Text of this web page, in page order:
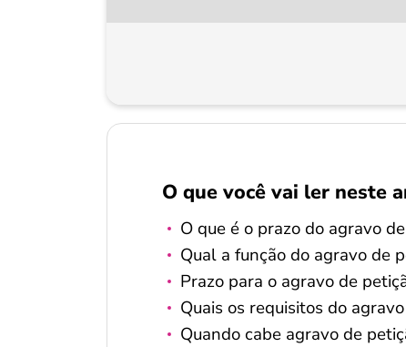
O que você vai ler neste
O que é o prazo do agravo
Qual a função do agravo de
Prazo para o agravo de
Quais os requisitos do
Quando cabe agravo de